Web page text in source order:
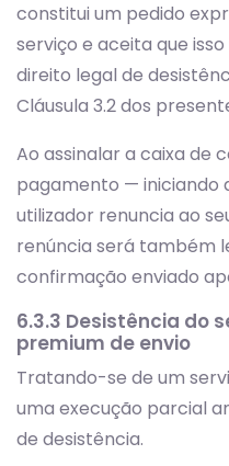
constitui um pedido
serviço e aceita que
direito legal de
Cláusula 3.2 dos
Ao assinalar a caixa de
pagamento — iniciando
utilizador renuncia ao
renúncia será também
confirmação enviado
6.3.3 Desistência do
premium de envio
Tratando-se de um
uma execução parcial
de desistência.